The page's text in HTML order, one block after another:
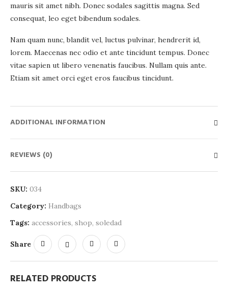
mauris sit amet nibh. Donec sodales sagittis magna. Sed
consequat, leo eget bibendum sodales.
Nam quam nunc, blandit vel, luctus pulvinar, hendrerit id,
lorem. Maecenas nec odio et ante tincidunt tempus. Donec
vitae sapien ut libero venenatis faucibus. Nullam quis ante.
Etiam sit amet orci eget eros faucibus tincidunt.
ADDITIONAL INFORMATION
REVIEWS (0)
SKU: 034
Category: Handbags
Tags: accessories, shop, soledad
Share
RELATED PRODUCTS